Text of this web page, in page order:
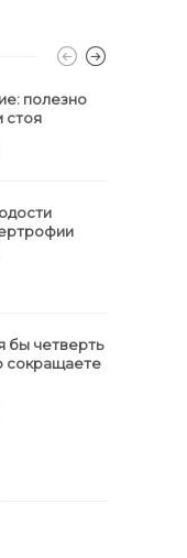
полезно
стоя
бы четверть
сокращаете